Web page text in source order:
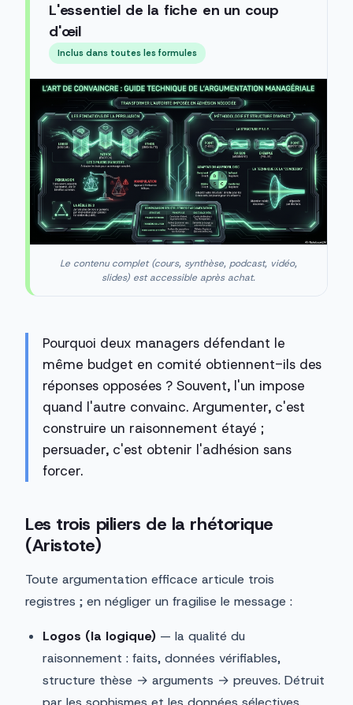
L'essentiel de la fiche en un coup
d'œil
Inclus dans toutes les formules
Le contenu complet (cours, synthèse, podcast, vidéo,
slides) est accessible après achat.
Pourquoi deux managers défendant le
même budget en comité obtiennent-ils des
réponses opposées ? Souvent, l'un impose
quand l'autre convainc. Argumenter, c'est
construire un raisonnement étayé ;
persuader, c'est obtenir l'adhésion sans
forcer.
Les trois piliers de la rhétorique
(Aristote)
Toute argumentation efficace articule trois
registres ; en négliger un fragilise le message :
Logos (la logique) — la qualité du
raisonnement : faits, données vérifiables,
structure thèse → arguments → preuves. Détruit